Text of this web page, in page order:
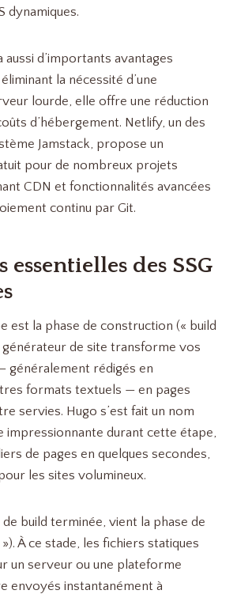
dynamiques.
d’importants avantages
la nécessité d’une
lourde, elle offre une réduction
d’hébergement. Netlify, un des
Jamstack, propose un
pour de nombreux projets
CDN et fonctionnalités avancées
continu par Git.
essentielles des SSG
est la phase de construction (« build
générateur de site transforme vos
généralement rédigés en
formats textuels — en pages
servies. Hugo s’est fait un nom
impressionnante durant cette étape,
de pages en quelques secondes,
les sites volumineux.
build terminée, vient la phase de
À ce stade, les fichiers statiques
un serveur ou une plateforme
envoyés instantanément à